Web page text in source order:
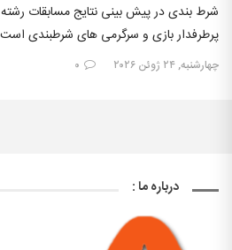
شرط بندی در پیش بینی نتایج مسابقات
پرطرفدار بازی و سرگرمی های شرطبندی
چهارشنبه, ۲۴ ژوئن ۲۰۲۶ ۰
درباره ما :